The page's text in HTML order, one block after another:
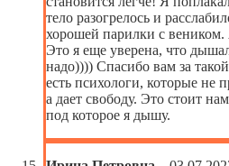
тело разогрелось и
хорошей парилки с веником.
Это я еще уверена, что
надо)))) Спасибо вам за
есть психологи, которые не
а дает свободу. Это стоит
под которое я дышу.